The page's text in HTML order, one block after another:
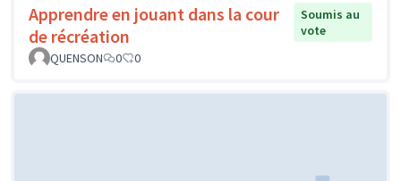
Apprendre en jouant dans la cour
de récréation
Soumis au
vote
QUENSON
0 0